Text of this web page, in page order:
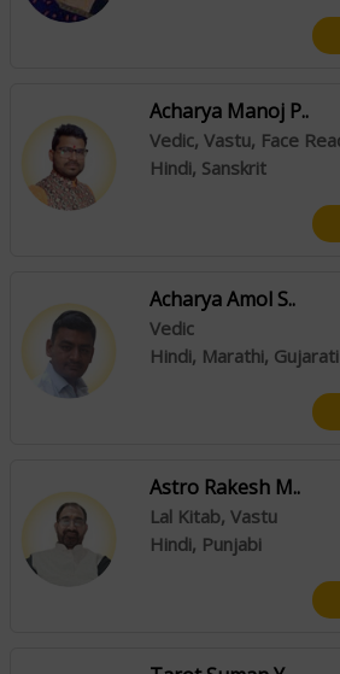
Acharya Manoj P..
Hindi, Sanskrit
Acharya Amol S..
Vedic
Hindi, Marathi, Gujarati
Astro Rakesh M..
Lal Kitab, Vastu
Hindi, Punjabi